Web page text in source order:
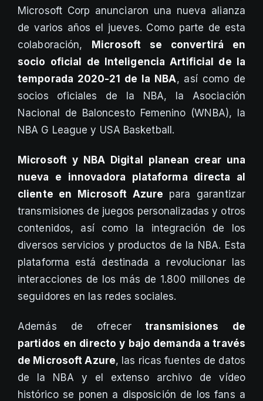
Microsoft Corp anunciaron una nueva alianza
de varios años el jueves. Como parte de esta
colaboración,
Microsoft se convertirá en
socio oficial de Inteligencia Artificial de la
temporada 2020-21 de la NBA, así como de
socios oficiales de la NBA, la Asociación
Nacional de Baloncesto Femenino (WNBA), la
NBA G League y USA Basketball.
Microsoft y NBA Digital planean crear una
nueva e innovadora plataforma directa al
cliente en Microsoft Azure para garantizar
transmisiones de juegos personalizadas y otros
contenidos, así como la integración de los
diversos servicios y productos de la NBA. Esta
plataforma está destinada a revolucionar las
interacciones de los más de 1.800 millones de
seguidores en las redes sociales.
Además de ofrecer transmisiones de
partidos en directo y bajo demanda a través
de Microsoft Azure, las ricas fuentes de datos
de la NBA y el extenso archivo de vídeo
histórico se ponen a disposición de los fans a